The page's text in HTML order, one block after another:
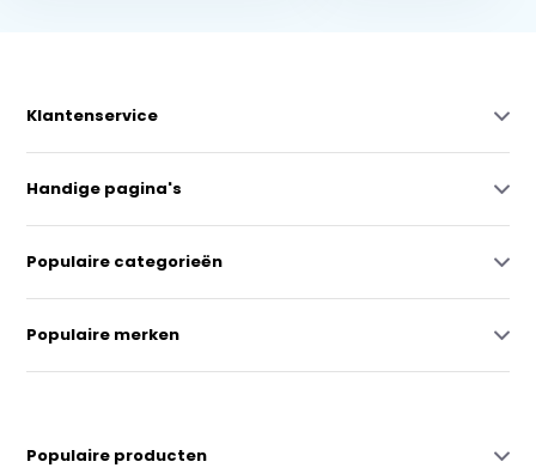
Klantenservice
Handige pagina's
Populaire categorieën
Populaire merken
Populaire producten